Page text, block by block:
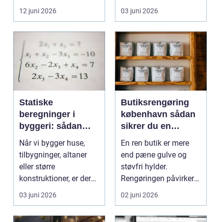
virksomheder, de...
12 juni 2026
elevator lige så meg...
03 juni 2026
Statiske
beregninger i
byggeri: sådan
skaber de
sikkerhed og
tryghed
Når vi bygger huse,
tilbygninger, altaner
eller større
konstruktioner, er der
én ting, der altid ska...
03 juni 2026
Butiksrengøring
københavn sådan
sikrer du en
indbydende butik
hver dag
En ren butik er mere
end pæne gulve og
støvfri hylder.
Rengøringen påvirker
kundernes
førstehåndsind...
02 juni 2026